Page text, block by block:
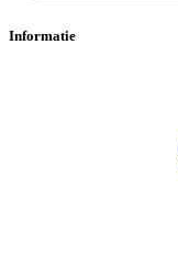
Informatie